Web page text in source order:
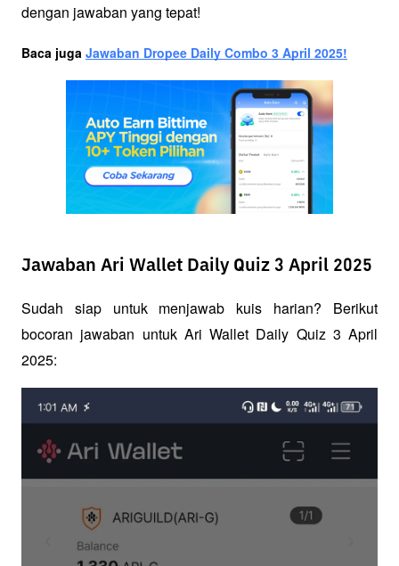
dengan jawaban yang tepat!
Baca juga Jawaban Dropee Daily Combo 3 April 2025!
Jawaban Ari Wallet Daily Quiz 3 April 2025
Sudah siap untuk menjawab kuis harian? Berikut
bocoran jawaban untuk Ari Wallet Daily Quiz 3 April
2025: